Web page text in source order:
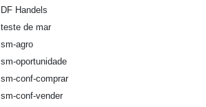
DF Handels
teste de mar
sm-agro
sm-oportunidade
sm-conf-comprar
sm-conf-vender